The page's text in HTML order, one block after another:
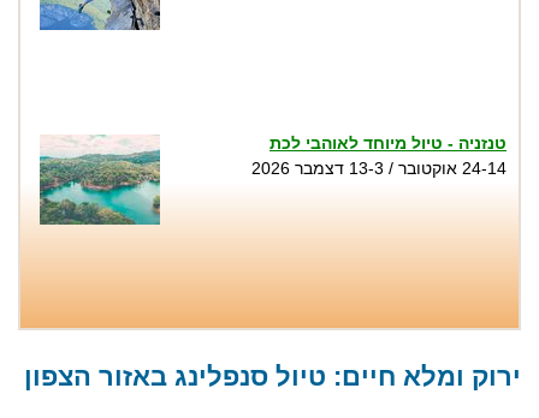
טנזניה - טיול מיוחד לאוהבי לכת
24-14 אוקטובר / 13-3 דצמבר 2026
שבת 1.8, שני 3.8, שישי 7.8, שבת 8.8, שישי
14.8, שבת 15.8, חמישי 20.8...
ירוק ומלא חיים: טיול סנפלינג באזור הצפון